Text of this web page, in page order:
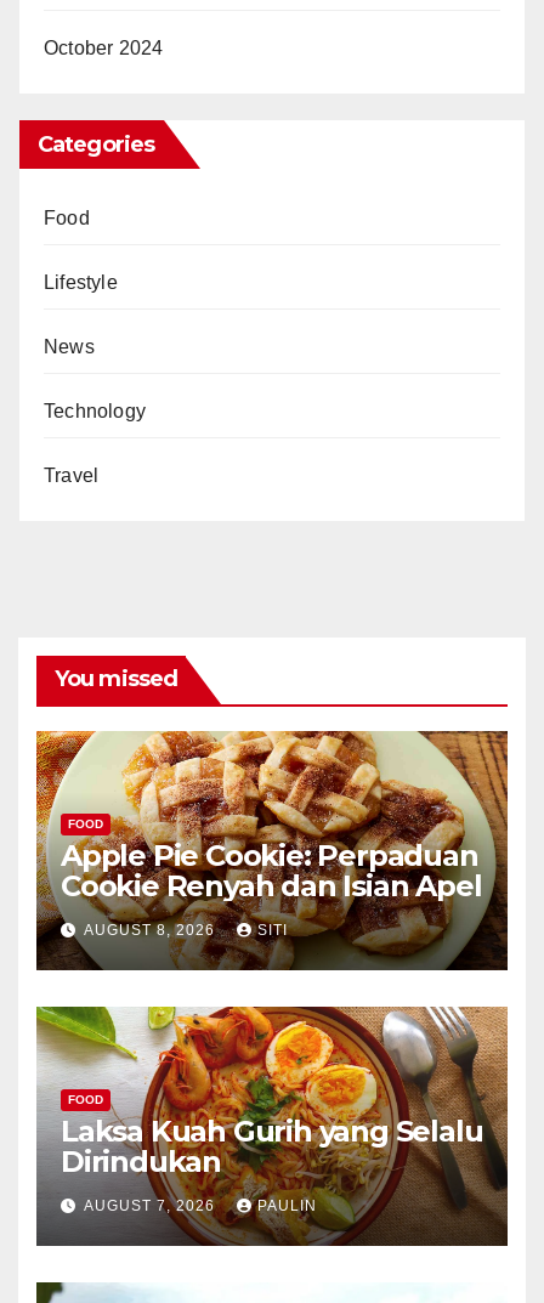
October 2024
Categories
Food
Lifestyle
News
Technology
Travel
You missed
FOOD
Apple Pie Cookie: Perpaduan
Cookie Renyah dan Isian Apel
AUGUST 8, 2026 SITI
FOOD
Laksa Kuah Gurih yang Selalu
Dirindukan
AUGUST 7, 2026 PAULIN